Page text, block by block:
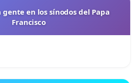
en los sínodos del Papa
Francisco